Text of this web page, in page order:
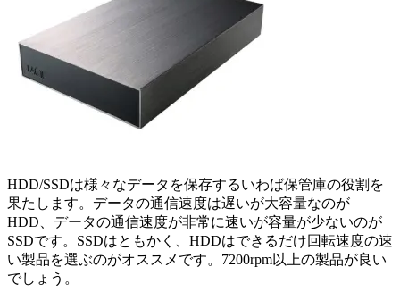
HDD/SSDは様々なデータを保存するいわば保管庫の役割を
果たします。データの通信速度は遅いが大容量なのが
HDD、データの通信速度が非常に速いが容量が少ないのが
SSDです。SSDはともかく、HDDはできるだけ回転速度の速
い製品を選ぶのがオススメです。7200rpm以上の製品が良い
でしょう。